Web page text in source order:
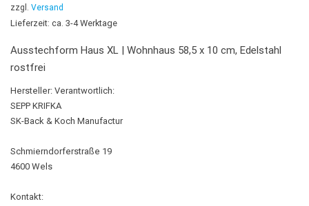
zzgl. Versand
Lieferzeit: ca. 3-4 Werktage
Ausstechform Haus XL | Wohnhaus 58,5 x 10 cm, Edelstahl
rostfrei
Hersteller: Verantwortlich:
SEPP KRIFKA
SK-Back & Koch Manufactur
Schmierndorferstraße 19
4600 Wels
Kontakt: